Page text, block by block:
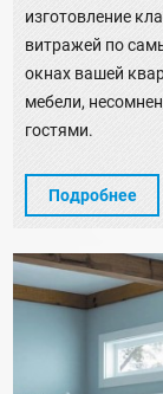
изготовление
витражей по
окнах вашей
мебели,
гостями.
Подробнее